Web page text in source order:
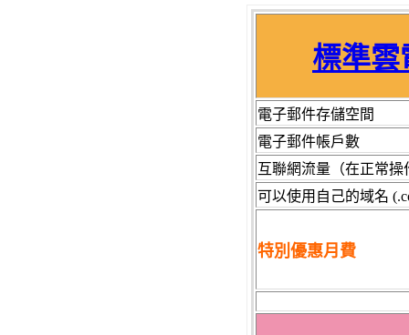
標準雲
電子郵件存儲空間
電子郵件帳戶數
互聯網流量（在正常操
可以使用自己的域名
特別優惠月費